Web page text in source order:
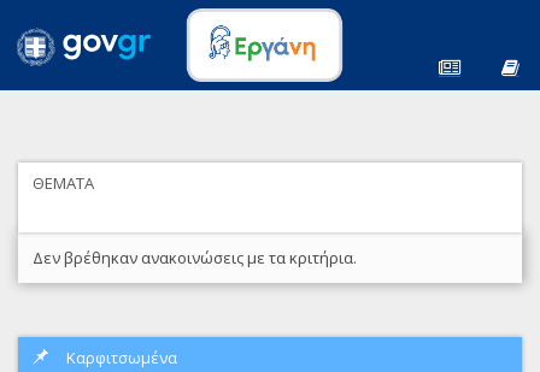
ΘΕΜΑΤΑ
Δεν βρέθηκαν ανακοινώσεις με τα κριτήρια.
Καρφιτσωμένα